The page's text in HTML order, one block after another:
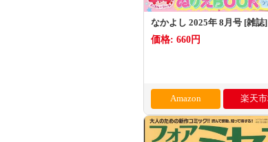
なかよし 2025年 8月号 [雑誌]
価格: 660円
Amazon 楽天